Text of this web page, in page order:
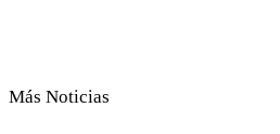
Más Noticias